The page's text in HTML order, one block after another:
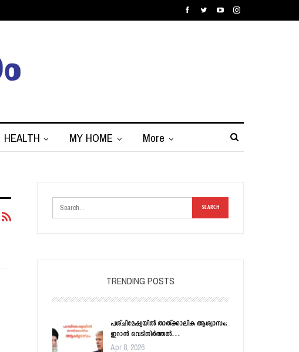
HEALTH MY HOME More
TRENDING POSTS
പശ്ചിമേഷ്യയിൽ താത്ക്കാലിക ആശ്വാസം;
ഇറാൻ വെടിനിർത്തൽ…
Apr 8, 2026